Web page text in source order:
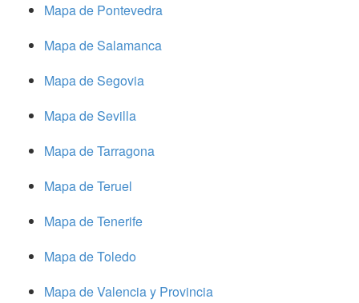
Mapa de Pontevedra
Mapa de Salamanca
Mapa de Segovia
Mapa de Sevilla
Mapa de Tarragona
Mapa de Teruel
Mapa de Tenerife
Mapa de Toledo
Mapa de Valencia y Provincia